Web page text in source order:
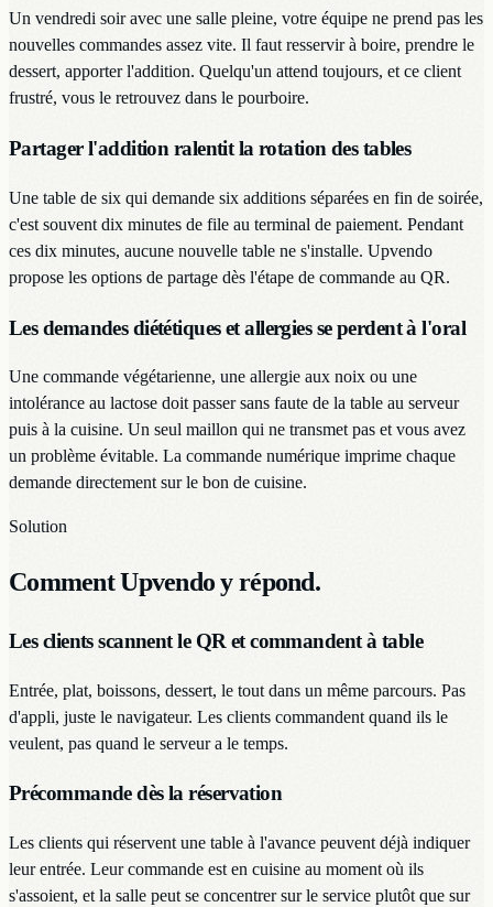
Un vendredi soir avec une salle pleine, votre équipe ne prend pas les
nouvelles commandes assez vite. Il faut resservir à boire, prendre le
dessert, apporter l'addition. Quelqu'un attend toujours, et ce client
frustré, vous le retrouvez dans le pourboire.
Partager l'addition ralentit la rotation des tables
Une table de six qui demande six additions séparées en fin de soirée,
c'est souvent dix minutes de file au terminal de paiement. Pendant
ces dix minutes, aucune nouvelle table ne s'installe. Upvendo
propose les options de partage dès l'étape de commande au QR.
Les demandes diététiques et allergies se perdent à l'oral
Une commande végétarienne, une allergie aux noix ou une
intolérance au lactose doit passer sans faute de la table au serveur
puis à la cuisine. Un seul maillon qui ne transmet pas et vous avez
un problème évitable. La commande numérique imprime chaque
demande directement sur le bon de cuisine.
Solution
Comment Upvendo y répond.
Les clients scannent le QR et commandent à table
Entrée, plat, boissons, dessert, le tout dans un même parcours. Pas
d'appli, juste le navigateur. Les clients commandent quand ils le
veulent, pas quand le serveur a le temps.
Précommande dès la réservation
Les clients qui réservent une table à l'avance peuvent déjà indiquer
leur entrée. Leur commande est en cuisine au moment où ils
s'assoient, et la salle peut se concentrer sur le service plutôt que sur